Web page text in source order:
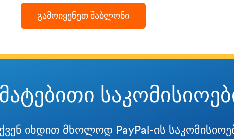
გამოიყენეთ შაბლონი
იხდით მხოლოდ PayPal-ის